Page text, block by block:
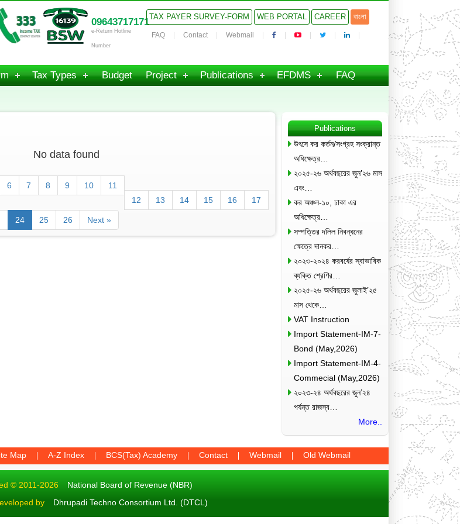
09643717171
e-Return Hotline
Number
TAX PAYER SURVEY-FORM WEB PORTAL CAREER বাংলা
FAQ Contact Webmail
Tax Types Budget Project Publications EFDMS FAQ
No data found
6 7 8 9 10
11
12
13 14 15 16 17
24 25 26 Next »
Publications
উৎসে কর কর্তন/সংগ্রহ সংক্রান্ত
অধিক্ষেত্র…
২০২৫-২৬ অর্থবছরের জুন’২৬ মাস
এবং…
কর অঞ্চল-১০, ঢাকা এর
অধিক্ষেত্র…
সম্পত্তির দলিল নিবন্ধনের
ক্ষেত্রে দানকর…
২০২৩-২০২৪ করবর্ষের স্বাভাবিক
ব্যক্তি শ্রেণির…
২০২৫-২৬ অর্থবছরের জুলাই’২৫
মাস থেকে…
VAT Instruction
Import Statement-IM-7-
Bond (May,2026)
Import Statement-IM-4-
Commecial (May,2026)
২০২৩-২৪ অর্থবছরের জুন’২৪
পর্যন্ত রাজস্ব…
More..
Map A-Z Index BCS(Tax) Academy Contact Webmail Old Webmail
© 2011-2026 National Board of Revenue (NBR)
by Dhrupadi Techno Consortium Ltd. (DTCL)